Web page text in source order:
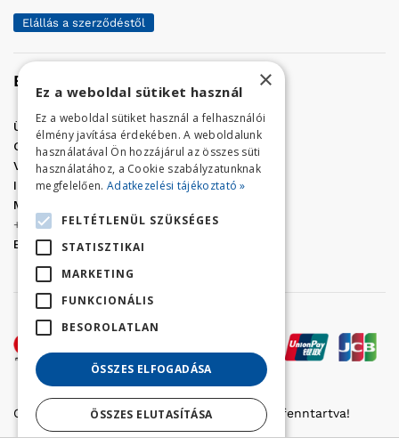
Elállás a szerződéstől
Elérhetőség
Üzletünk címe:Szolnok, Vércse út 17.
Golf Center Áruház:06 (56) 423-324
VÁR-Kert Áruház: 06 (56) 429-771
Iroda:06 (56) 421-857
Megrendelés, termék információ:
+36 (70) 938-3356
E-mail:
golfaruhaz@gmail.com
Copyright © 2022 Golfker Kft. - Minden jog fenntartva!
×
Ez a weboldal sütiket használ
Ez a weboldal sütiket használ a felhasználói
élmény javítása érdekében. A weboldalunk
használatával Ön hozzájárul az összes süti
használatához, a Cookie szabályzatunknak
megfelelően. Adatkezelési tájékoztató »
FELTÉTLENÜL SZÜKSÉGES
STATISZTIKAI
MARKETING
FUNKCIONÁLIS
BESOROLATLAN
ÖSSZES ELFOGADÁSA
ÖSSZES ELUTASÍTÁSA